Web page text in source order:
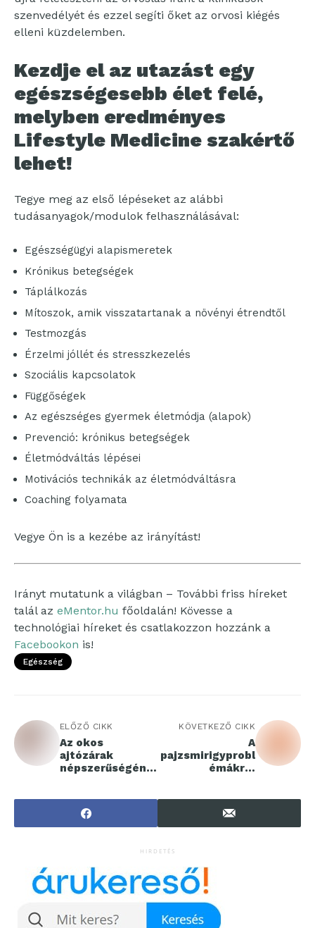
szenvedélyét és ezzel segíti őket az orvosi kiégés
elleni küzdelemben.
Kezdje el az utazást egy
egészségesebb élet felé,
melyben eredményes
Lifestyle Medicine szakértő
lehet!
Tegye meg az első lépéseket az alábbi
tudásanyagok/modulok felhasználásával:
Egészségügyi alapismeretek
Krónikus betegségek
Táplálkozás
Mítoszok, amik visszatartanak a növényi étrendtől
Testmozgás
Érzelmi jóllét és stresszkezelés
Szociális kapcsolatok
Függőségek
Az egészséges gyermek életmódja (alapok)
Prevenció: krónikus betegségek
Életmódváltás lépései
Motivációs technikák az életmódváltásra
Coaching folyamata
Vegye Ön is a kezébe az irányítást!
Irányt mutatunk a világban – További friss híreket
talál az eMentor.hu főoldalán! Kövesse a
technológiai híreket és csatlakozzon hozzánk a
Facebookon is!
Egészség
ELŐZŐ CIKK
Az okos
ajtózárak
népszerűségéne
KÖVETKEZŐ CIKK
A
pajzsmirigyprobl
émákról
HIRDETÉS